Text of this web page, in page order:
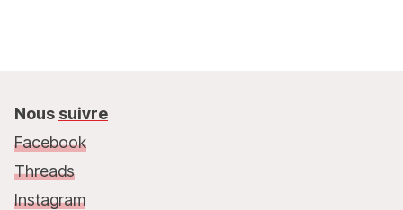
Nous suivre
Facebook
Threads
Instagram